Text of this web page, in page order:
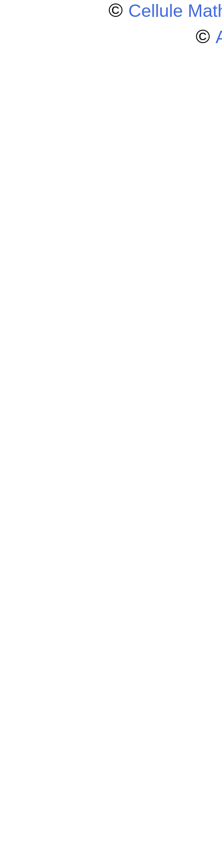
© Cellule
©